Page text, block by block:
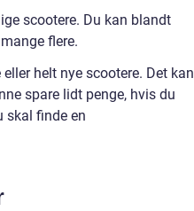
scootere. Du kan blandt
flere.
helt nye scootere. Det kan
spare lidt penge, hvis du
skal finde en